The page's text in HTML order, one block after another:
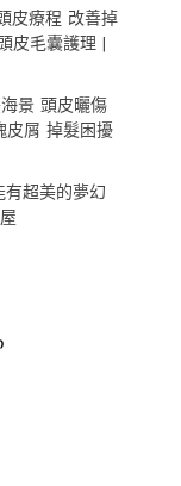
皮療程 改善掉
皮毛囊護理 |
景 頭皮曬傷
皮屑 掉髮困擾
有超美的夢幻